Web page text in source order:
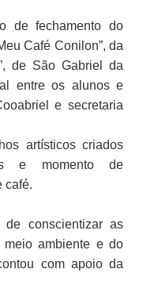
de fechamento do
Café Conilon”, da
de São Gabriel da
entre os alunos e
e secretaria
artísticos criados
e momento de
café.
conscientizar as
ambiente e do
com apoio da